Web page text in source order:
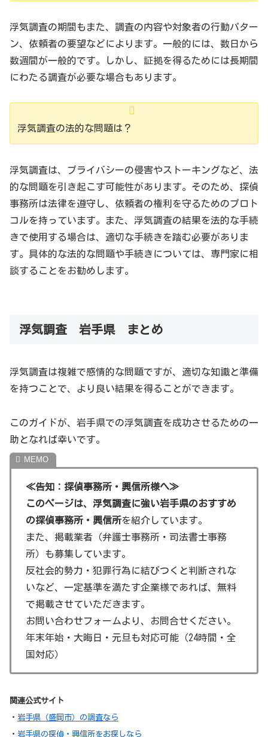
浮気調査の期間もまた、調査の内容や対象者の行動パター
ン、依頼者の要望などによります。一般的には、数日から
数週間が一般的です。しかし、証拠を得るためには長期間
にわたる調査が必要な場合もあります。
浮気調査の法的な問題は？
浮気調査は、プライバシーの侵害やストーキングなど、法
的な問題を引き起こす可能性があります。そのため、探偵
事務所は法律を遵守し、依頼者の権利を守るためのプロト
コルを持っています。また、浮気調査の結果を法的な手続
きで使用する場合は、適切な手続きを踏む必要がありま
す。具体的な法的な問題や手続きについては、専門家に相
談することをお勧めします。
岩手県で浮気調査を紹介していますが、おまけとして、岩
青の洞窟：岩手県の海岸線にある自然の洞窟で、海
水の反射により洞窟内部が美しい青色に輝きます。
中尊寺金色堂：世界遺産にも登録されている中尊寺
の金色堂は、平泉の象徴的な存在です。金箔で覆わ
れた壮麗な建物は、見る者を圧倒します。
厳美渓：岩手県一関市にある名勝地で、四季折々の
美しい風景を楽しむことができます。
小岩井農場まきば園：広大な敷地を持つ農場で、動
物とのふれあいや乗馬体験、美味しい農産物の購入
などが楽しめます。
浄土ヶ浜：三陸復興国立公園に位置する美しい海岸
線で、白い砂浜と透き通った海水が特徴です。
浮気調査 岩手県 まとめ
浮気調査は複雑で感情的な問題ですが、適切な知識と準備
を持つことで、より良い結果を得ることができます。
このガイドが、岩手県での浮気調査を成功させるための一
助となれば幸いです。
≪告知：探偵事務所・興信所様へ≫
このページは、浮気調査に強い岩手県のおすすめ
の探偵事務所・興信所を紹介しています。
また、掲載業者（弁護士事務所・司法書士事務
所）も募集しています。
反社会的勢力・犯罪行為に結びつくと判断されな
いなど、一定基準を満たす企業様であれば、無料
で掲載させていただきます。
お問い合わせフォームより、お問合せください。
年末年始・大晦日・元旦も対応可能（24時間・全
国対応）
関連公式サイト
・ 岩手県（盛岡市）の調査なら
・ 岩手県の探偵・興信所をお探しなら